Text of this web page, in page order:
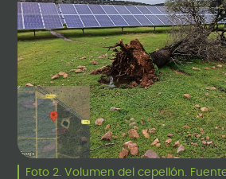
Foto 2. Volumen del cepellón.